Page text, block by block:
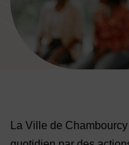
La Ville de